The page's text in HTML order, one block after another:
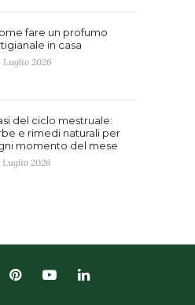
fare un profumo
in casa
Luglio 2026
del ciclo mestruale:
e rimedi naturali per
momento del mese
Luglio 2026